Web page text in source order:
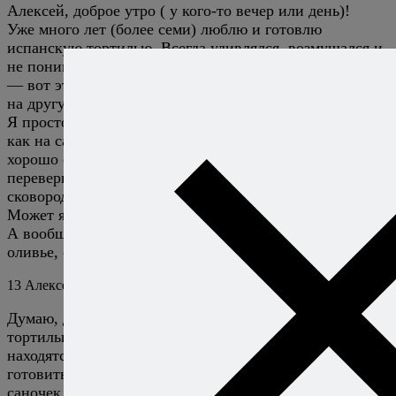
Алексей, доброе утро ( у кого-то вечер или день)!
Уже много лет (более семи) люблю и готовлю
испанскую тортилью. Всегда удивлялся, возмущался и
не понимал в этом классическом реепте один момент
— вот эти переворачивания со сковороды на тарелку,
на другую и снова на сковороду.
Я просто спускаю со сковороды тортилью на тарелку
как на саночках(благо масла там достаточно и все
хорошо соскальзывает). И пот ом уже легки или
перевернуть тарелку на сковороду, или накрыть
сковородой и перевернуть.
Может я чего-то тут не понял? подскажите
А вообще наверное это болюдо на одной ступеньке с
оливье, селедкой под шубой и пельменями.
13 Алексей Онегин Ответить
Думаю, дело в том, что правильные сковородки для
тортильи имеют достаточно высокие бортики, которые
находятся к её дну под углом около 90 градусов. Если
готовить именно в такой сковороде — никаких
саночек не получится, тортилья благополучно